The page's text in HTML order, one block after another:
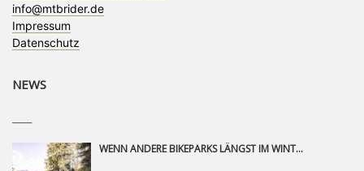
info@mtbrider.de
Impressum
Datenschutz
NEWS
WENN ANDERE BIKEPARKS LÄNGST IM WINTERSCHLAF SIND, IST MAN IN SAALFELDEN LEOGANG IMMER NOCH AM MOUNTAINBIKEN. IST DER HERBST DIE SCHÖNSTE ZEIT DES JAHRES? AUF DEN TRAILS RUND UM SAALFELDEN LEOGANG UND IM EPIC BIKEPARK LEOGANG IST ER DAS AUF JEDEN FALL – UND DIE GEFÜHLT DIE LÄNGSTE NOCH DAZU. NOCH BIS MINDESTENS 8. NOVEMBER STEHT DAS PINZGAUER MOUNTAINBIKE-PARADIES ALLEN RIDERN OFFEN, DIE EINFACH NICHT GENUG KRIEGEN KÖNNEN. DABEI HÄLT DIE GOLDENE JAHRESZEIT IN SAALFELDEN LEOGANG WEIT MEHR ALS LINES, TRAILS UND HERBSTPANORAMEN BEREIT: MIT DEM BIKE FESTIVAL, VERSCHIEDENEN LADIES SHRED EVENTS UND EINEM DIE GESAMTE SAISON ANDAUERNDEN PHOTO CONTEST ZUM 25-JÄHRIGEN BIKEPARK-JUBILÄUM GIBT ES RUND UM ÖSTERREICHS ÄLTESTEN BIKEPARK EINIGES ZU ERLEBEN.